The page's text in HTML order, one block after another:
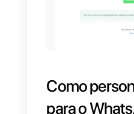
formato
parêntesis